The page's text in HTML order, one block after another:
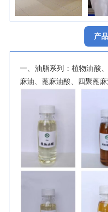
产
一、油脂系列：植物油酸
麻油、蓖麻油酸、四聚蓖